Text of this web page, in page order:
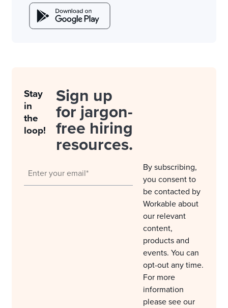
Stay
in
the
loop!
Sign up
for jargon-
free hiring
resources.
By subscribing,
you consent to
be contacted by
Workable about
our relevant
content,
products and
events. You can
opt-out any time.
For more
information
please see our